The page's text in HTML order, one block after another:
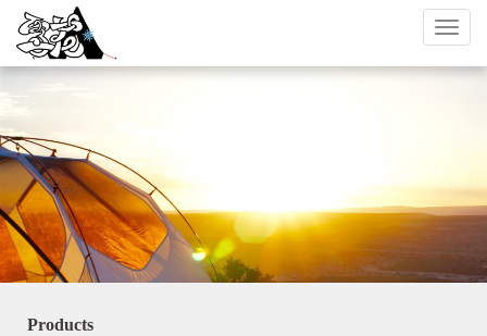
Toggle
Products